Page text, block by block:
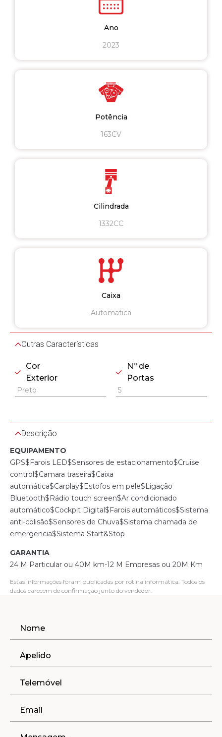
Ano
2023
Potência
163CV
Cilindrada
1332CC
Caixa
Automatica
Outras Características
Cor
Exterior
Preto
Nº de
Portas
5
Descrição
EQUIPAMENTO
GPS$Farois LED$Sensores de estacionamento$Cruise
control$Camara traseira$Caixa
automática$Carplay$Estofos em pele$Ligação
Bluetooth$Rádio touch screen$Ar condicionado
automático$Cockpit Digital$Farois automáticos$Sistema
anti-colisão$Sensores de Chuva$Sistema chamada de
emergencia$Sistema Start&Stop
GARANTIA
24 M Particular ou 40M km-12 M Empresas ou 20M Km
Estas informações foram publicadas por rotina informática. Todos os
dados carecem de confirmação junto do vendedor.